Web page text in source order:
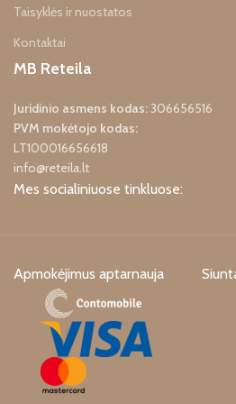
Taisyklės ir nuostatos
Kontaktai
MB Reteila
Juridinio asmens kodas:306656516
PVM mokėtojo kodas:
LT100016656618
info@reteila.lt
Mes socialiniuose tinkluose:
Apmokėjimus aptarnauja